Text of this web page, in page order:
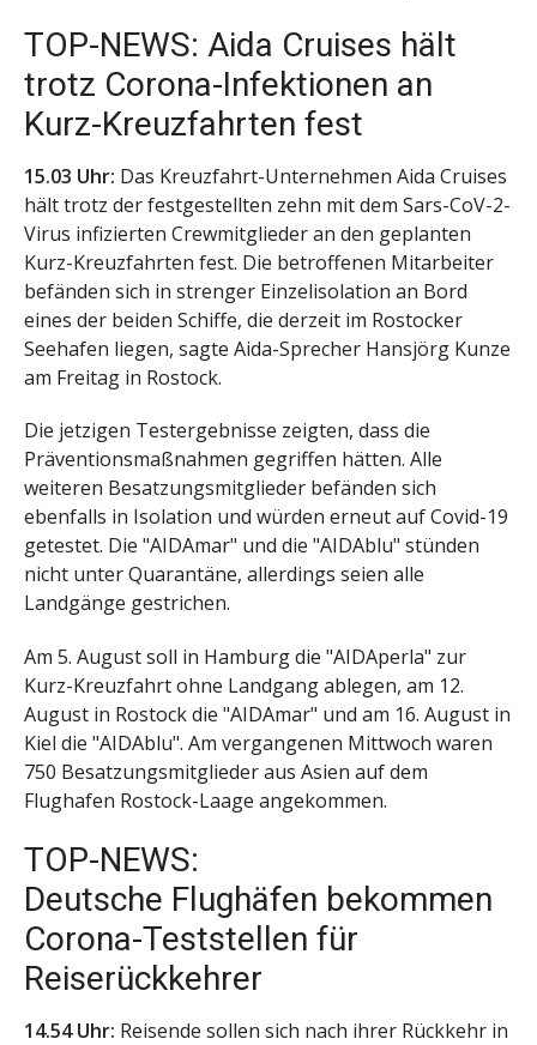
TOP-NEWS: Aida Cruises hält
trotz Corona-Infektionen an
Kurz-Kreuzfahrten fest
15.03 Uhr: Das Kreuzfahrt-Unternehmen Aida Cruises
hält trotz der festgestellten zehn mit dem Sars-CoV-2-
Virus infizierten Crewmitglieder an den geplanten
Kurz-Kreuzfahrten fest. Die betroffenen Mitarbeiter
befänden sich in strenger Einzelisolation an Bord
eines der beiden Schiffe, die derzeit im Rostocker
Seehafen liegen, sagte Aida-Sprecher Hansjörg Kunze
am Freitag in Rostock.
Die jetzigen Testergebnisse zeigten, dass die
Präventionsmaßnahmen gegriffen hätten. Alle
weiteren Besatzungsmitglieder befänden sich
ebenfalls in Isolation und würden erneut auf Covid-19
getestet. Die "AIDAmar" und die "AIDAblu" stünden
nicht unter Quarantäne, allerdings seien alle
Landgänge gestrichen.
Am 5. August soll in Hamburg die "AIDAperla" zur
Kurz-Kreuzfahrt ohne Landgang ablegen, am 12.
August in Rostock die "AIDAmar" und am 16. August in
Kiel die "AIDAblu". Am vergangenen Mittwoch waren
750 Besatzungsmitglieder aus Asien auf dem
Flughafen Rostock-Laage angekommen.
TOP-NEWS:
Deutsche Flughäfen bekommen
Corona-Teststellen für
Reiserückkehrer
14.54 Uhr: Reisende sollen sich nach ihrer Rückkehr in